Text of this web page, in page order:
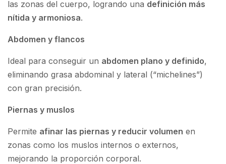
las zonas del cuerpo, logrando una definición más
nítida y armoniosa.
Abdomen y flancos
Ideal para conseguir un abdomen plano y definido,
eliminando grasa abdominal y lateral (“michelines”)
con gran precisión.
Piernas y muslos
Permite afinar las piernas y reducir volumen en
zonas como los muslos internos o externos,
mejorando la proporción corporal.